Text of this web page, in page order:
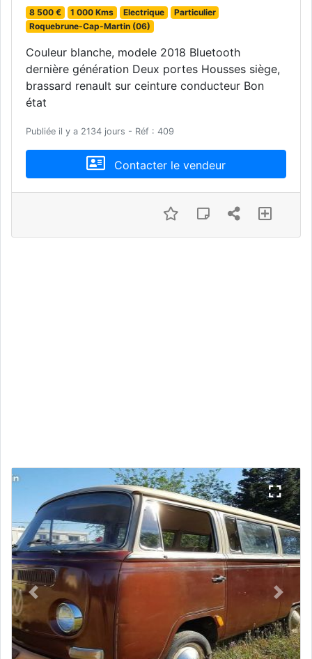
8 500 € 1 000 Kms Electrique
Particulier
Roquebrune-Cap-Martin (06)
Couleur blanche, modele 2018 Bluetooth
dernière génération Deux portes Housses siège,
brassard renault sur ceinture conducteur Bon
état
Publiée il y a 2134 jours - Réf : 409
Contacter le vendeur
Previous Next